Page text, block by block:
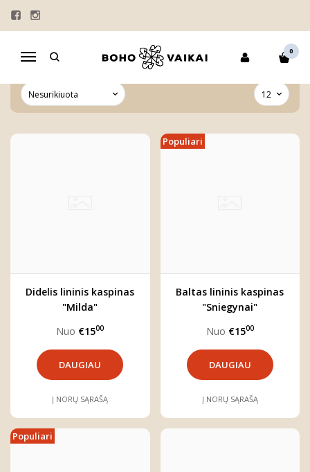
Navigacija
0
GALVAJUOSTĖS
Didelis lininis kaspinas
"Milda"
Nuo €1500
DAUGIAU
Į NORŲ SĄRAŠĄ
Populiari
Baltas lininis kaspinas
"Sniegynai"
Nuo €1500
DAUGIAU
Į NORŲ SĄRAŠĄ
Populiari